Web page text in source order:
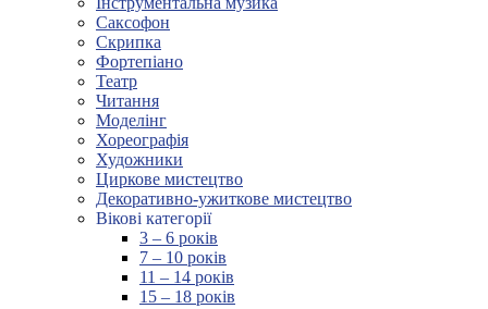
Саксофон
Скрипка
Фортепіано
Театр
Читання
Моделінг
Хореографія
Художники
Циркове мистецтво
Декоративно-ужиткове мистецтво
Вікові категорії
3 – 6 років
7 – 10 років
11 – 14 років
15 – 18 років